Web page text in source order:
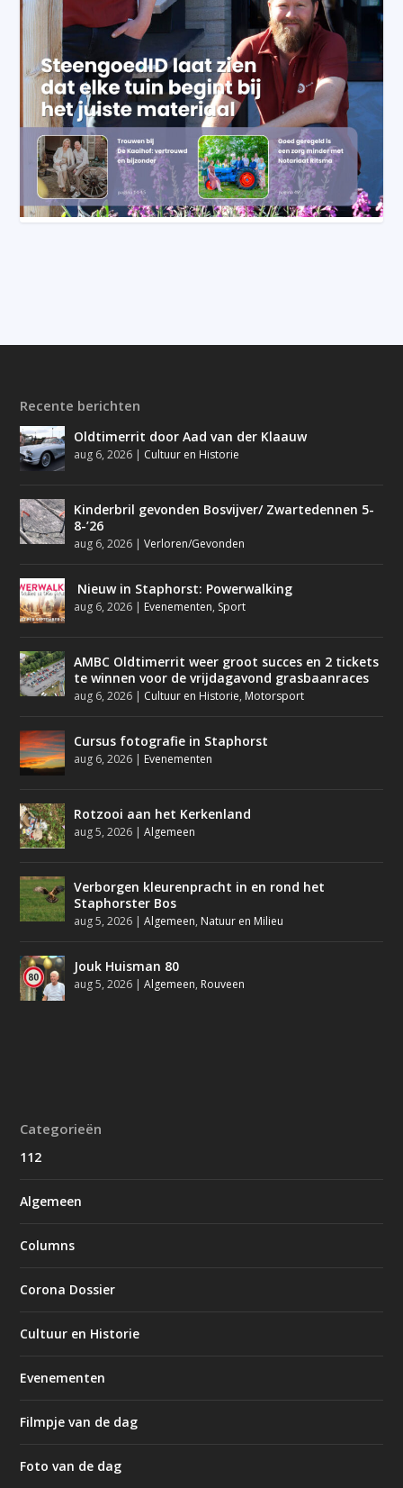
Recente berichten
Oldtimerrit door Aad van der Klaauw
aug 6, 2026 | Cultuur en Historie
Kinderbril gevonden Bosvijver/ Zwartedennen 5-
8-’26
aug 6, 2026 |Verloren/Gevonden
Nieuw in Staphorst: Powerwalking
aug 6, 2026 | Evenementen, Sport
AMBC Oldtimerrit weer groot succes en 2 tickets
te winnen voor de vrijdagavond grasbaanraces
aug 6, 2026 | Cultuur en Historie, Motorsport
Cursus fotografie in Staphorst
aug 6, 2026 | Evenementen
Rotzooi aan het Kerkenland
aug 5, 2026 |Algemeen
Verborgen kleurenpracht in en rond het
Staphorster Bos
aug 5, 2026 |Algemeen, Natuur en Milieu
Jouk Huisman 80
aug 5, 2026 |Algemeen, Rouveen
Categorieën
112
Algemeen
Columns
Corona Dossier
Cultuur en Historie
Evenementen
Filmpje van de dag
Foto van de dag